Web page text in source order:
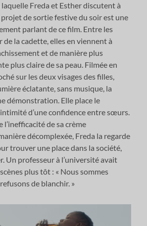
laquelle Freda et Esther discutent à
projet de sortie festive du soir est une
parlant de ce film. Entre les
la cadette, elles en viennent à
et de manière plus
plus claire de sa peau. Filmée en
sur les deux visages des filles,
éclatante, sans musique, la
démonstration. Elle place le
d’une confidence entre sœurs.
l’inefficacité de sa crème
décomplexée, Freda la regarde
trouver une place dans la société,
Un professeur à l’université avait
plus tôt : « Nous sommes
de blanchir. »